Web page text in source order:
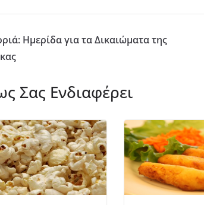
ε
Ημερίδα για τα Δικαιώματα της
Σας Ενδιαφέρει